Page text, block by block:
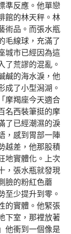
準反應。他單戀
館的林天秤。林
術品。而張水瓶
毛線球，充滿了
城市已經因為這
了荒謬的混亂。
鹹的海水淚，他
成了小型潟湖。
摩羯座今天適合
名西裝筆挺的摩
了已經潮濕的淚
，感到胃部一陣
越差，他那股積
地實體化。上次
，張水瓶就發現
臉的粉紅色蘑
至少提升到零。
的實體。他緊張
下室，那裡放著
他衝到一個像是